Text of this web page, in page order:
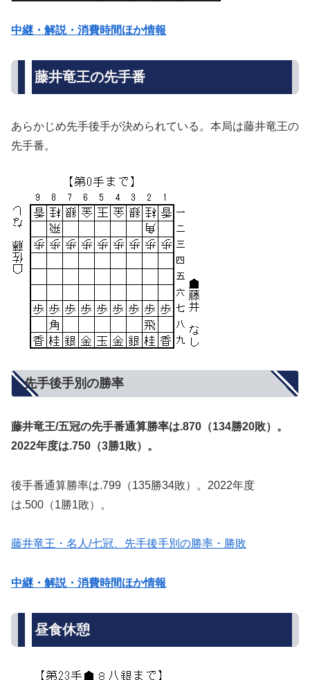
中継・解説・消費時間ほか情報
藤井竜王の先手番
あらかじめ先手後手が決められている。本局は藤井竜王の
先手番。
先手後手別の勝率
藤井竜王/五冠の先手番通算勝率は.870（134勝20敗）。
2022年度は.750（3勝1敗）。
後手番通算勝率は.799（135勝34敗）。2022年度
は.500（1勝1敗）。
藤井竜王・名人/七冠、先手後手別の勝率・勝敗
中継・解説・消費時間ほか情報
昼食休憩